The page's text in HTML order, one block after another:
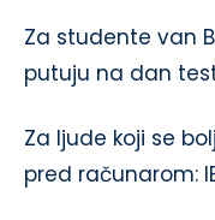
Za studente van
putuju na dan
Za ljude koji se
pred računarom: